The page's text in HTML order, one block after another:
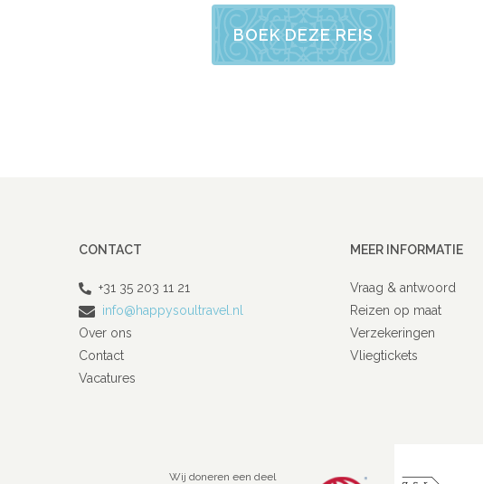
BOEK DEZE REIS
CONTACT
+31 35 203 11 21
info@happysoultravel.nl
Over ons
Contact
Vacatures
MEER INFORMATIE
Vraag & antwoord
Reizen op maat
Verzekeringen
Vliegtickets
Wij doneren een deel